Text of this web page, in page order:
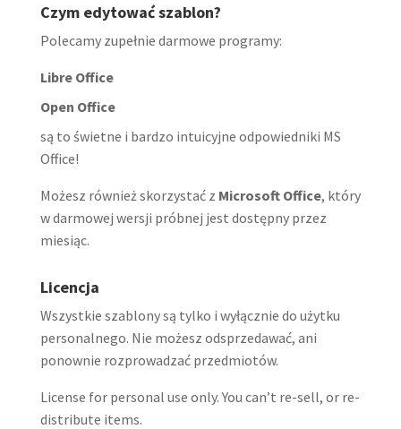
Czym edytować szablon?
Polecamy zupełnie darmowe programy:
Libre Office
Open Office
są to świetne i bardzo intuicyjne odpowiedniki MS
Office!
Możesz również skorzystać z Microsoft Office, który
w darmowej wersji próbnej jest dostępny przez
miesiąc.
Licencja
Wszystkie szablony są tylko i wyłącznie do użytku
personalnego. Nie możesz odsprzedawać, ani
ponownie rozprowadzać przedmiotów.
License for personal use only. You can’t re-sell, or re-
distribute items.